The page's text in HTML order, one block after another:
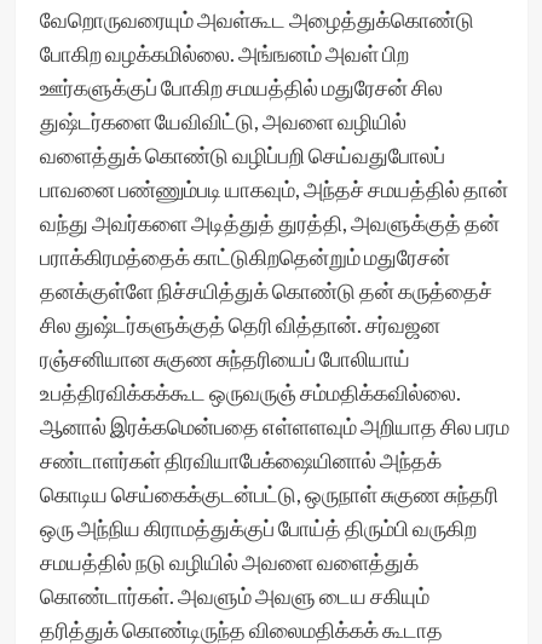
வேறொருவரையும் அவள்கூட அழைத்துக்கொண்டு
போகிற வழக்கமில்லை. அங்ஙனம் அவள் பிற
ஊர்களுக்குப் போகிற சமயத்தில் மதுரேசன் சில
துஷ்டர்களை யேவிவிட்டு, அவளை வழியில்
வளைத்துக் கொண்டு வழிப்பறி செய்வதுபோலப்
பாவனை பண்ணும்படி யாகவும், அந்தச் சமயத்தில் தான்
வந்து அவர்களை அடித்துத் துரத்தி, அவளுக்குத் தன்
பராக்கிரமத்தைக் காட்டுகிறதென்றும் மதுரேசன்
தனக்குள்ளே நிச்சயித்துக் கொண்டு தன் கருத்தைச்
சில துஷ்டர்களுக்குத் தெரி வித்தான். சர்வஜன
ரஞ்சனியான சுகுண சுந்தரியைப் போலியாய்
உபத்திரவிக்கக்கூட ஒருவருஞ் சம்மதிக்கவில்லை.
ஆனால் இரக்கமென்பதை எள்ளளவும் அறியாத சில பரம
சண்டாளர்கள் திரவியாபேக்ஷையினால் அந்தக்
கொடிய செய்கைக்குடன்பட்டு, ஒருநாள் சுகுண சுந்தரி
ஒரு அந்நிய கிராமத்துக்குப் போய்த் திரும்பி வருகிற
சமயத்தில் நடு வழியில் அவளை வளைத்துக்
கொண்டார்கள். அவளும் அவளு டைய சகியும்
தரித்துக் கொண்டிருந்த விலைமதிக்கக் கூடாத